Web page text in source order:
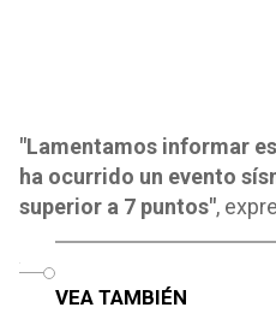
"Lamentamos informar
ha ocurrido un evento
superior a 7 puntos",
VEA TAMBIÉN